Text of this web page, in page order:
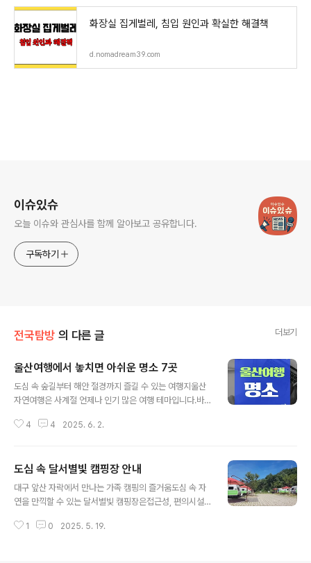
화장실 집게벌레, 침입 원인과 확실한 해결책
d.nomadream39.com
이슈있슈
오늘 이슈와 관심사를 함께 알아보고 공유합니다.
구독하기
전국탐방 의 다른 글 더보기
울산여행에서 놓치면 아쉬운 명소 7곳
도심 속 숲길부터 해안 절경까지 즐길 수 있는 여행지울산
자연여행은 사계절 언제나 인기 많은 여행 테마입니다.바
시에즐길 수 있는 천혜의 자연 환경이 많아 짧은 여행에도
왕암공원울산 동구 방어진에 있는 대왕암공원은 해송 숲이
인상적인 곳이에요.아침 햇살이 스며든 1만 5천 그루 해송
사이로 바닷바람이 불어오고,303m의 출렁다리를 건너면
보는 순간, 말이 안 나올 만큼 황홀합니다. 도심 속 자연 정
4 4 2025. 6. 2.
도심 속 달서별빛 캠핑장 안내
대구 앞산 자락에서 만나는 가족 캠핑의 즐거움도심 속 자
연을 만끽할 수 있는 달서별빛 캠핑장은접근성, 편의시설,
카라반부터 오토캠핑까지 다양한 사이트 구성과 깔끔한 시
1 0 2025. 5. 19.